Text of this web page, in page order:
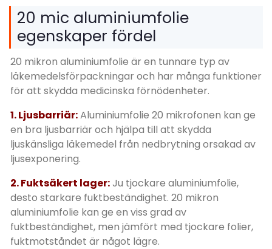
20 mic aluminiumfolie
egenskaper fördel
20 mikron aluminiumfolie är en tunnare typ av
läkemedelsförpackningar och har många funktioner
för att skydda medicinska förnödenheter.
1. Ljusbarriär:Aluminiumfolie 20 mikrofonen kan ge
en bra ljusbarriär och hjälpa till att skydda
ljuskänsliga läkemedel från nedbrytning orsakad av
ljusexponering.
2. Fuktsäkert lager:Ju tjockare aluminiumfolie,
desto starkare fuktbeständighet. 20 mikron
aluminiumfolie kan ge en viss grad av
fuktbeständighet, men jämfört med tjockare folier,
fuktmotståndet är något lägre.